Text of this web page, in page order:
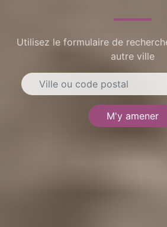
Utilisez le formulaire de
autre ville
M'y amener